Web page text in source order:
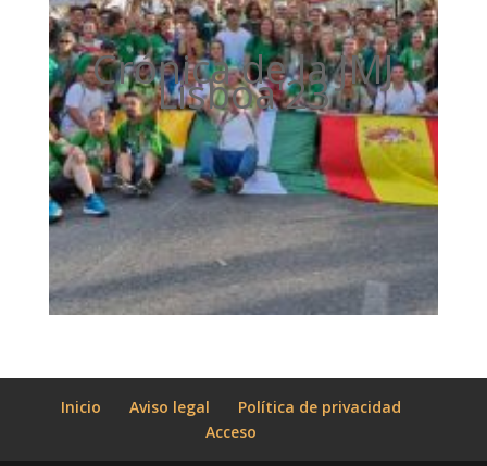
Crónica de la JMJ
Lisboa'23
Inicio Aviso legal
Política de privacidad
Acceso